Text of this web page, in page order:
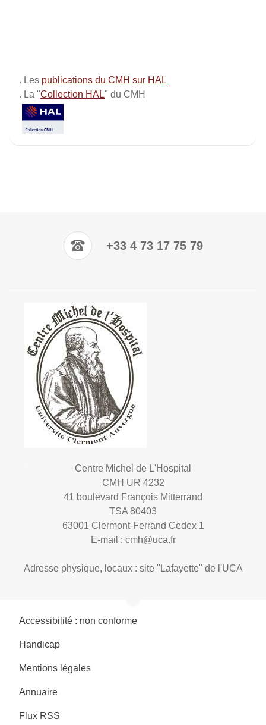
. Les publications du CMH sur HAL
. La "Collection HAL" du CMH
+33 4 73 17 75 79
Centre Michel de L'Hospital
CMH UR 4232
41 boulevard François Mitterrand
TSA 80403
63001 Clermont-Ferrand Cedex 1
E-mail : cmh@uca.fr
Adresse physique, locaux : site "Lafayette" de l'UCA
Accessibilité : non conforme
Handicap
Mentions légales
Annuaire
Flux RSS